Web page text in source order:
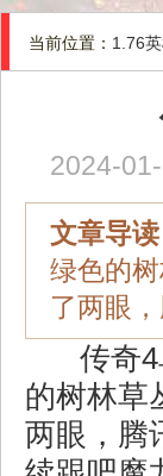
当前位置： 1.76
2024-
文章导读
绿色的
了两眼
传奇
的树林草
两眼，腾